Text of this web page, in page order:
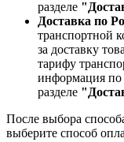
разделе
Доставка по
транспортной
за доставку
тарифу
информация по
разделе
После выбора
выберите способ